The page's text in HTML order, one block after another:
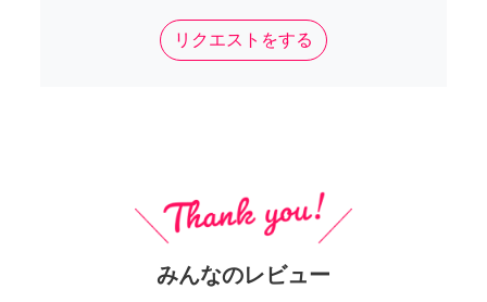
リクエストをする
みんなのレビュー